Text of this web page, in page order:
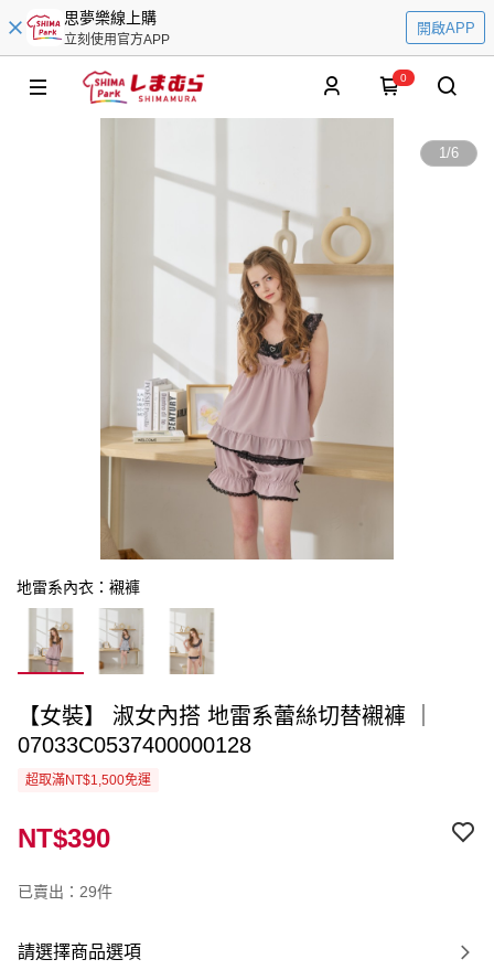
思夢樂線上購
立刻使用官方APP
開啟APP
0
1/6
地雷系內衣：襯褲
【女裝】 淑女內搭 地雷系蕾絲切替襯褲 ｜
07033C0537400000128
超取滿NT$1,500免運
NT$390
已賣出：29件
請選擇商品選項